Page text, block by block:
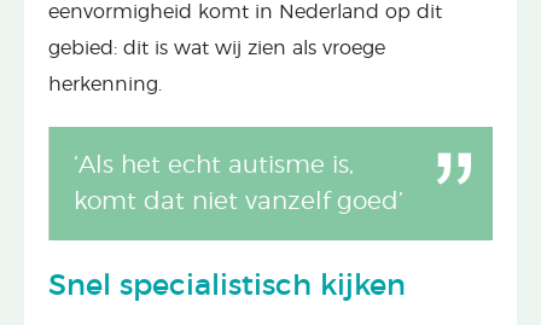
eenvormigheid komt in Nederland op dit
gebied: dit is wat wij zien als vroege
herkenning.
‘Als het echt autisme is,
komt dat niet vanzelf goed’
Snel specialistisch kijken